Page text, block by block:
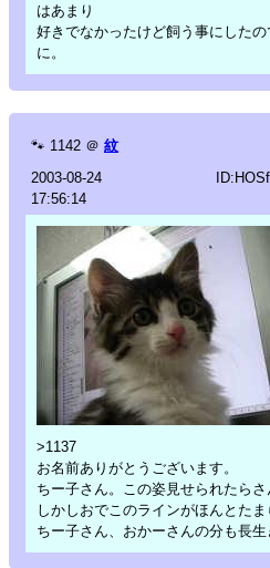
はあまり
好きでなかったけど飼う事にした
に。
🐾 1142 ＠ 紋
2003-08-24
17:56:14
>1137
お名前ありがとうございます。
ちー子さん。この姿見せられたらさ
しかしおでこのラインがほんとたま
ちー子さん、おかーさんの分も長生